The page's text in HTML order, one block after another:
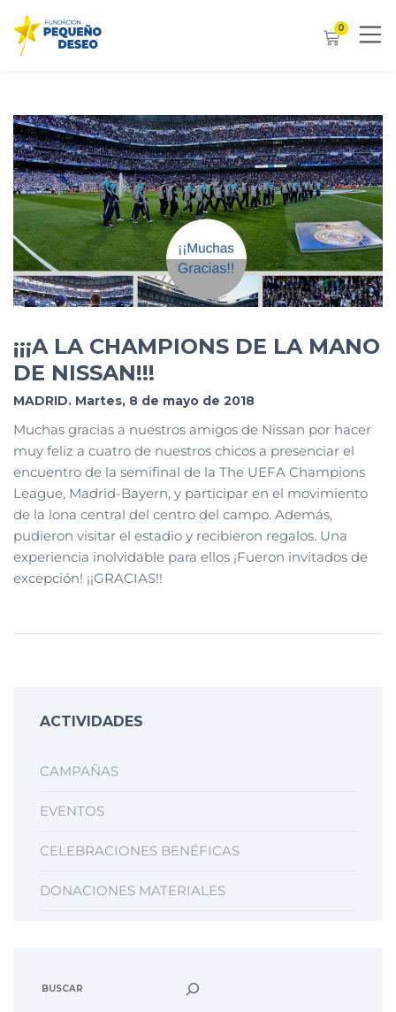
0
¡¡¡A LA CHAMPIONS DE LA MANO
DE NISSAN!!!
MADRID. Martes, 8 de mayo de 2018
Muchas gracias a nuestros amigos de Nissan por hacer
muy feliz a cuatro de nuestros chicos a presenciar el
encuentro de la semifinal de la The UEFA Champions
League, Madrid-Bayern, y participar en el movimiento
de la lona central del centro del campo. Además,
pudieron visitar el estadio y recibieron regalos. Una
experiencia inolvidable para ellos ¡Fueron invitados de
excepción! ¡¡GRACIAS!!
ACTIVIDADES
CAMPAÑAS
EVENTOS
CELEBRACIONES BENÉFICAS
DONACIONES MATERIALES